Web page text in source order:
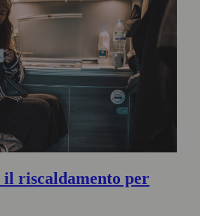
il riscaldamento per